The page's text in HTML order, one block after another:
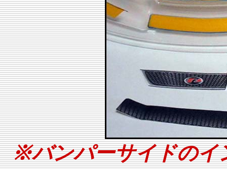
※バンパーサイドのイ